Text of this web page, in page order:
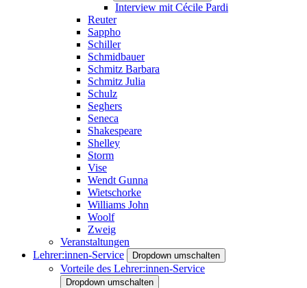
Interview mit Cécile Pardi
Reuter
Sappho
Schiller
Schmidbauer
Schmitz Barbara
Schmitz Julia
Schulz
Seghers
Seneca
Shakespeare
Shelley
Storm
Vise
Wendt Gunna
Wietschorke
Williams John
Woolf
Zweig
Veranstaltungen
Lehrer:innen-Service
Dropdown umschalten
Vorteile des Lehrer:innen-Service
Dropdown umschalten